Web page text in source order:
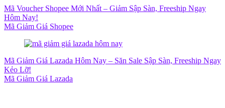
Mã Voucher Shopee Mới Nhất – Giảm Sập Sàn, Freeship Ngay
Hôm Nay!
Mã Giảm Giá Shopee
Mã Giảm Giá Lazada Hôm Nay – Săn Sale Sập Sàn, Freeship Ngay
Kẻo Lỡ!
Mã Giảm Giá Lazada